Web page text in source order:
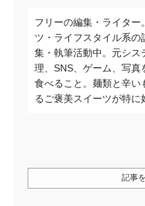
フリーの編集・ライタ
ツ・ライフスタイル系
集・執筆活動中。元シ
理、SNS、ゲーム、写
食べること。麺類と辛い
るご褒美スイーツが特に
記事